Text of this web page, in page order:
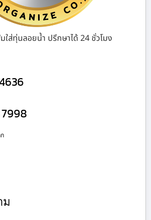
ส่ทุ่นลอยน้ำ ปรึกษาได้ 24 ชั่วโมง
ม